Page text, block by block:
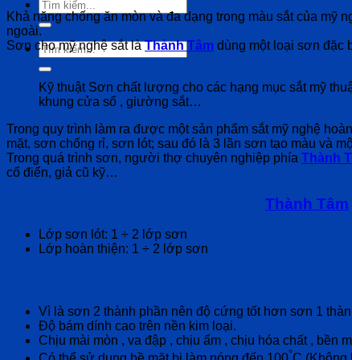
Tìm
kiếm:
Tìm
kiếm:
Khả năng chống ăn mòn và đa dạng trong màu sắt của
ngoài.
Sơn cho mỹ nghệ sắt làThành Tâm dùng một loại sơn đặc
Kỹ thuật Sơn chất lượng cho các hạng mục sắt mỹ
khung cửa sổ , giường sắt…
Trong quy trình làm ra được một sản phẩm sắt mỹ nghệ
mặt, sơn chống rỉ, sơn lót; sau đó là 3 lần sơn tạo màu và
Trong quá trình sơn, người thợ chuyên nghiệp phía Thành
cổ điển, giả cũ kỹ…
Thành Tâm
Lớp sơn lót: 1 ÷ 2 lớp sơn
Lớp hoàn thiện: 1 ÷ 2 lớp sơn
Vì là sơn 2 thành phần nên độ cứng tốt hơn sơn 1
Độ bám dính cao trên nền kim loại.
Chịu mài mòn , va đập , chịu ẩm , chịu hóa chất , bền
°